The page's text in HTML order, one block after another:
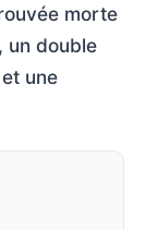
morte
un double
une